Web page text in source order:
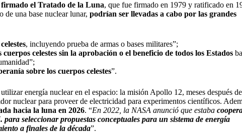
el Tratado de la Luna, que fue firmado en 1979 y ratificado en
de una base nuclear lunar, podrían ser llevadas a cabo por las grandes
, incluyendo prueba de armas o bases militares”;
celestes sin la aprobación o el beneficio de todos los Estados
sobre los cuerpos celestes”.
energía nuclear en el espacio: la misión Apollo 12, meses después
nuclear para proveer de electricidad para experimentos científicos.
hacia la luna en 2026. “En 2022, la NASA anunció que estaba
seleccionar propuestas conceptuales para un sistema de energía
a finales de la década”.